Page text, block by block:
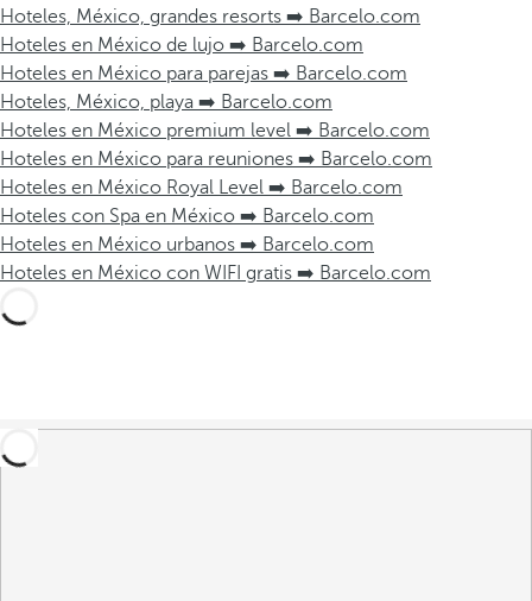
Hoteles, México, grandes resorts ➡️ Barcelo.com
Hoteles en México de lujo ➡️ Barcelo.com
Hoteles en México para parejas ➡️ Barcelo.com
Hoteles, México, playa ➡️ Barcelo.com
Hoteles en México premium level ➡️ Barcelo.com
Hoteles en México para reuniones ➡️ Barcelo.com
Hoteles en México Royal Level ➡️ Barcelo.com
Hoteles con Spa en México ➡️ Barcelo.com
Hoteles en México urbanos ➡️ Barcelo.com
Hoteles en México con WIFI gratis ➡️ Barcelo.com